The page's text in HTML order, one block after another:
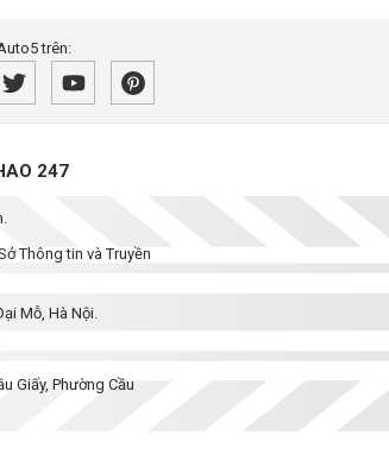
trên:
247
Thông tin và Truyền
Mỗ, Hà Nội.
Giấy, Phường Cầu